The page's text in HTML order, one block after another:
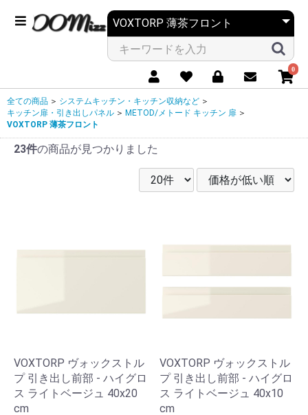
0
全ての商品 ＞ システムキッチン・キッチン収納など ＞
キッチン扉・引き出しパネル ＞ METOD/メトード キッチン 扉 ＞
VOXTORP 薄茶フロント
23件の商品が見つかりました
VOXTORP ヴォックストル
プ 引き出し前部 - ハイグロ
ス ライトベージュ 40x20
cm
VOXTORP ヴォックストル
プ 引き出し前部 - ハイグロ
ス ライトベージュ 40x10
cm